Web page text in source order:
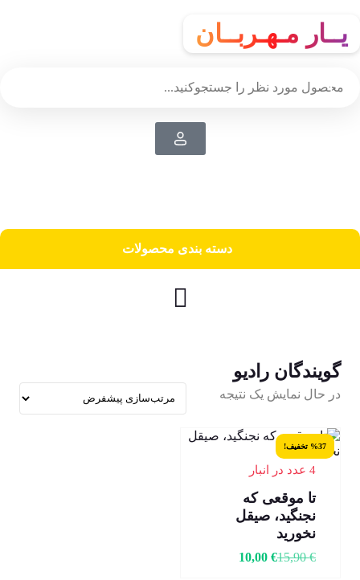
یــار مـهـربــان
دسته‌ بندی محصولات
گویندگان رادیو
در حال نمایش یک نتیجه
%37 تخفیف!
4 عدد در انبار
تا موقعی که
نجنگید، صیقل
نخورید
15,90€
10,00 €